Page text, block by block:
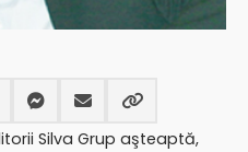
Silva Grup aşteaptă,